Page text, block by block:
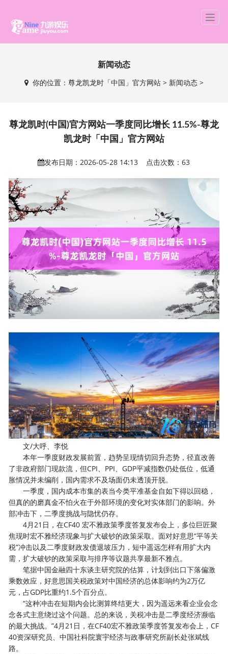
T
g
i
g
o
新闻动态
你的位置： 尊龙凯龙时「中国」官方网站> 新闻动态>
尊龙凯时(中国)官方网站一季度同比增长 11.5%-尊龙
凯龙时「中国」官方网站
发布日期：2026-05-28 14:13 点击次数：63
文/大呼、李悦
本年一季度财政发展前置，趋势呈现情切回升态势，径直改善
了非政府部门现款流，但CPI、PPI、GDP平减指数仍处低位，低通
胀情况并未编削，国内需求不及场面仍未透顶开脱。
一季度，国内成本市集的表当今类平准基金自如下得以回稳，
但真的的磨真金不怕火在于外部环境的变化对实体部门的影响。外
部冲击下，二季度挑战与隐忧仍存。
4月21日，在CF40 宏不雅政策季度答复发布会上，多位巨匠聚
焦现时宏不雅经济现象与扩大破钞的政策采取。面对好意思“平等关
税”冲击以及二季度财政发债退坡压力，短中遥远怎样有用扩大内
需，扩大破钞的政策采取与排序等议题共享最新不雅点。
笔据中国金融四十东谈主研究院的估算，计划到出口下落偏激
乘数效应，好意思国关税政策对中国经济的总体影响约为2万亿
元，占GDP比重约1.5个百分点。
“这种冲击在短期内会比测算终结更大，因为遥远来看企业会念
念各式主意绕过这个问题。总的来说，关税冲击是二季度经济濒临
的最大挑战。”4月21日，在CF40宏不雅政策季度答复发布会上，CF
40资深研究员、中国社科院寰宇经济与政事研究所副长处张斌线
路。